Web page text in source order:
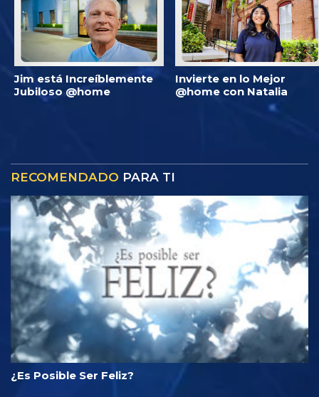
Jim está Increíblemente
Jubiloso @home
Invierte en lo Mejor
@home con Natalia
RECOMENDADO PARA TI
¿Es Posible Ser Feliz?